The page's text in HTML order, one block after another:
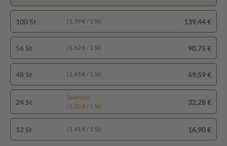
100 St (1,39 € / 1 St) 139,44 €
56 St (1,62 € / 1 St) 90,75 €
48 St (1,45 € / 1 St) 69,59 €
24 St
Spartipp
(1,35 € / 1 St)
32,28 €
12 St (1,41 € / 1 St) 16,90 €